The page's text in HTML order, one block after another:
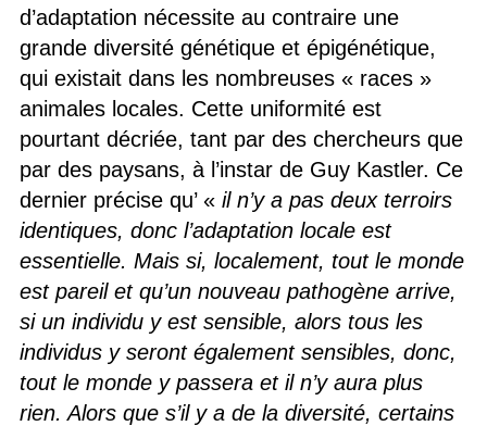
d’adaptation nécessite au contraire une
grande diversité génétique et épigénétique,
qui existait dans les nombreuses « races »
animales locales. Cette uniformité est
pourtant décriée, tant par des chercheurs que
par des paysans, à l’instar de Guy Kastler. Ce
dernier précise qu’ « il n’y a pas deux terroirs
identiques, donc l’adaptation locale est
essentielle. Mais si, localement, tout le monde
est pareil et qu’un nouveau pathogène arrive,
si un individu y est sensible, alors tous les
individus y seront également sensibles, donc,
tout le monde y passera et il n’y aura plus
rien. Alors que s’il y a de la diversité, certains